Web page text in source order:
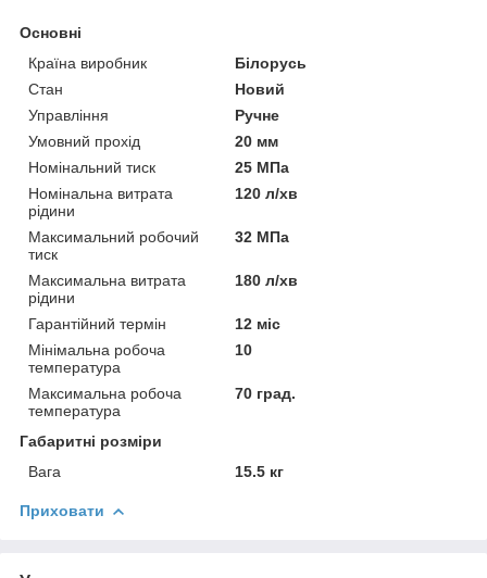
Основні
Країна виробник
Білорусь
Стан
Новий
Управління
Ручне
Умовний прохід
20 мм
Номінальний тиск
25 МПа
Номінальна витрата
рідини
120 л/хв
Максимальний робочий
тиск
32 МПа
Максимальна витрата
рідини
180 л/хв
Гарантійний термін
12 міс
Мінімальна робоча
температура
10
Максимальна робоча
температура
70 град.
Габаритні розміри
Вага
15.5 кг
Приховати